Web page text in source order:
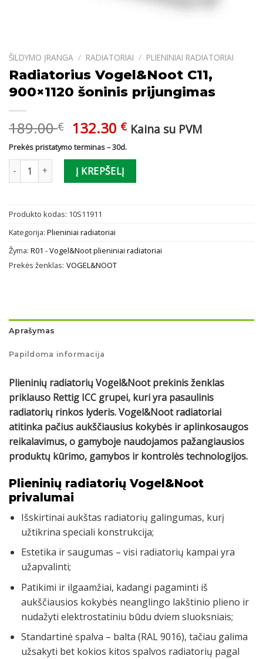
ŠILDYMO ĮRANGA / RADIATORIAI / PLIENINIAI RADIATORIAI
Radiatorius Vogel&Noot C11,
900×1120 šoninis prijungimas
189.00€ Original
price
was:
189.00 €.
132.30 €Current
is:
Kaina su PVM
Prekės pristatymo terminas – 30d.
produkto kiekis: Radiatorius Vogel&Noot C11, 900x1120 šoninis
Į KREPŠELĮ
Produkto kodas: 10S11911
Kategorija: Plieniniai radiatoriai
Žyma: R01 - Vogel&Noot plieniniai radiatoriai
Prekės ženklas: VOGEL&NOOT
Aprašymas
Papildoma informacija
Plieninių radiatorių Vogel&Noot prekinis ženklas
priklauso Rettig ICC grupei, kuri yra pasaulinis
radiatorių rinkos lyderis. Vogel&Noot radiatoriai
atitinka pačius aukščiausius kokybės ir aplinkosaugos
reikalavimus, o gamyboje naudojamos pažangiausios
produktų kūrimo, gamybos ir kontrolės technologijos.
Plieninių radiatorių Vogel&Noot
privalumai
Išskirtinai aukštas radiatorių galingumas, kurį
užtikrina speciali konstrukcija;
Estetika ir saugumas – visi radiatorių kampai yra
užapvalinti;
Patikimi ir ilgaamžiai, kadangi pagaminti iš
aukščiausios kokybės neanglingo lakštinio plieno ir
nudažyti elektrostatiniu būdu dviem sluoksniais;
Standartinė spalva – balta (RAL 9016), tačiau galima
užsakyti bet kokios kitos spalvos radiatorių pagal